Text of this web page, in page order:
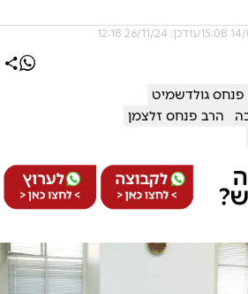
עודכן: 26/11/24 12:18
פנחס גולדשמיט
הרב פנחס זלצמן